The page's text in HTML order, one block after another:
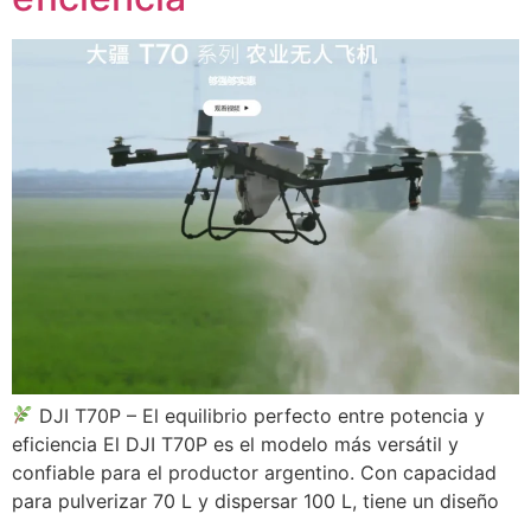
DJI T70P – El equilibrio perfecto entre potencia y
eficiencia El DJI T70P es el modelo más versátil y
confiable para el productor argentino. Con capacidad
para pulverizar 70 L y dispersar 100 L, tiene un diseño